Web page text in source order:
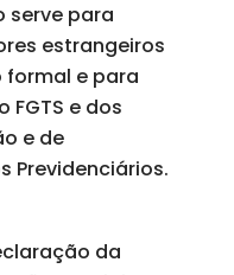
serve para
estrangeiros
e para
e dos
e de
Previdenciários.
da